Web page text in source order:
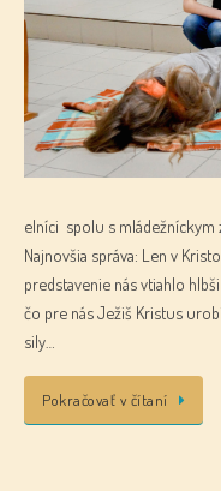
elníci spolu s
Najnovšia správa: Len v
predstavenie nás vtiahlo
čo pre nás Ježiš Kristus
sily…
Pokračovať v čítaní